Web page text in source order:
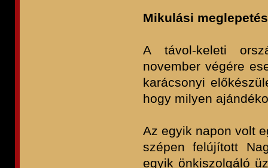
Mikulási meglepetés
A távol-keleti
november végére
karácsonyi
hogy milyen
Az egyik napon volt
szépen felújított
egyik önkiszolgáló